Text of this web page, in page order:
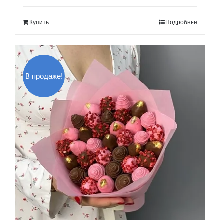
Купить Подробнее
В продаже!